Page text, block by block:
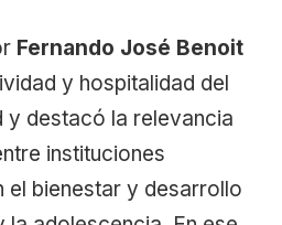
Fernando José Benoit
y hospitalidad del
y destacó la relevancia
instituciones
bienestar y desarrollo